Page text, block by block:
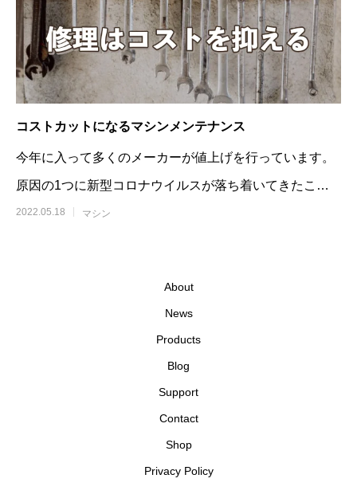
コストカットになるマシンメンテナンス
今年に入って多くのメーカーが値上げを行っています。
原因の1つに新型コロナウイルスが落ち着いてきたこと
から世界
2022.05.18 マシン
About
News
Products
Blog
Support
Contact
Shop
Privacy Policy